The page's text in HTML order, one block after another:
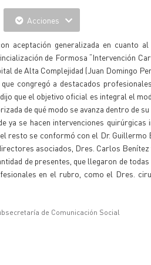
Acciones
aceptación generalizada en cuanto
de Formosa “Intervención
de Alta Complejidad (Juan Domingo
congregó a destacados
que el objetivo oficial es integral el
de qué modo se avanza dentro de
ya se hacen intervenciones
resto se conformó con el Dr.
asociados, Dres. Carlos Benítez
de presentes, que llegaron de
en el rubro, como el Dres.
de Comunicación Social